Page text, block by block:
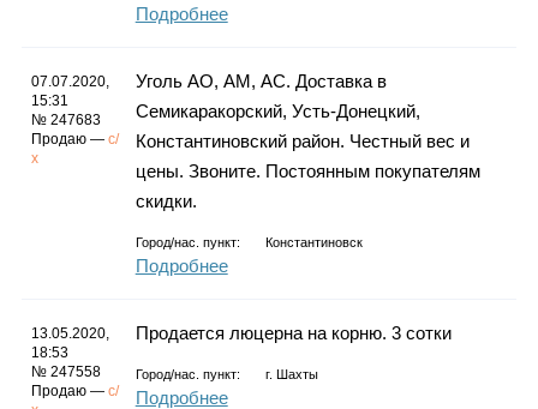
Фотогалерея
Подробнее
07.07.2020,
15:31
№ 247683
Продаю —с/
х
Уголь АО, АМ, АС. Доставка в
Семикаракорский, Усть-Донецкий,
Константиновский район. Честный вес и
цены. Звоните. Постоянным покупателям
скидки.
Город/нас. пункт: Константиновск
Подробнее
13.05.2020,
18:53
№ 247558
Продаю —с/
Продается люцерна на корню. 3 сотки
Город/нас. пункт: г. Шахты
Подробнее